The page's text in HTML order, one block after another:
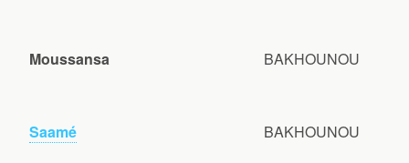
Moussansa BAKHOUNOU
Saamé BAKHOUNOU